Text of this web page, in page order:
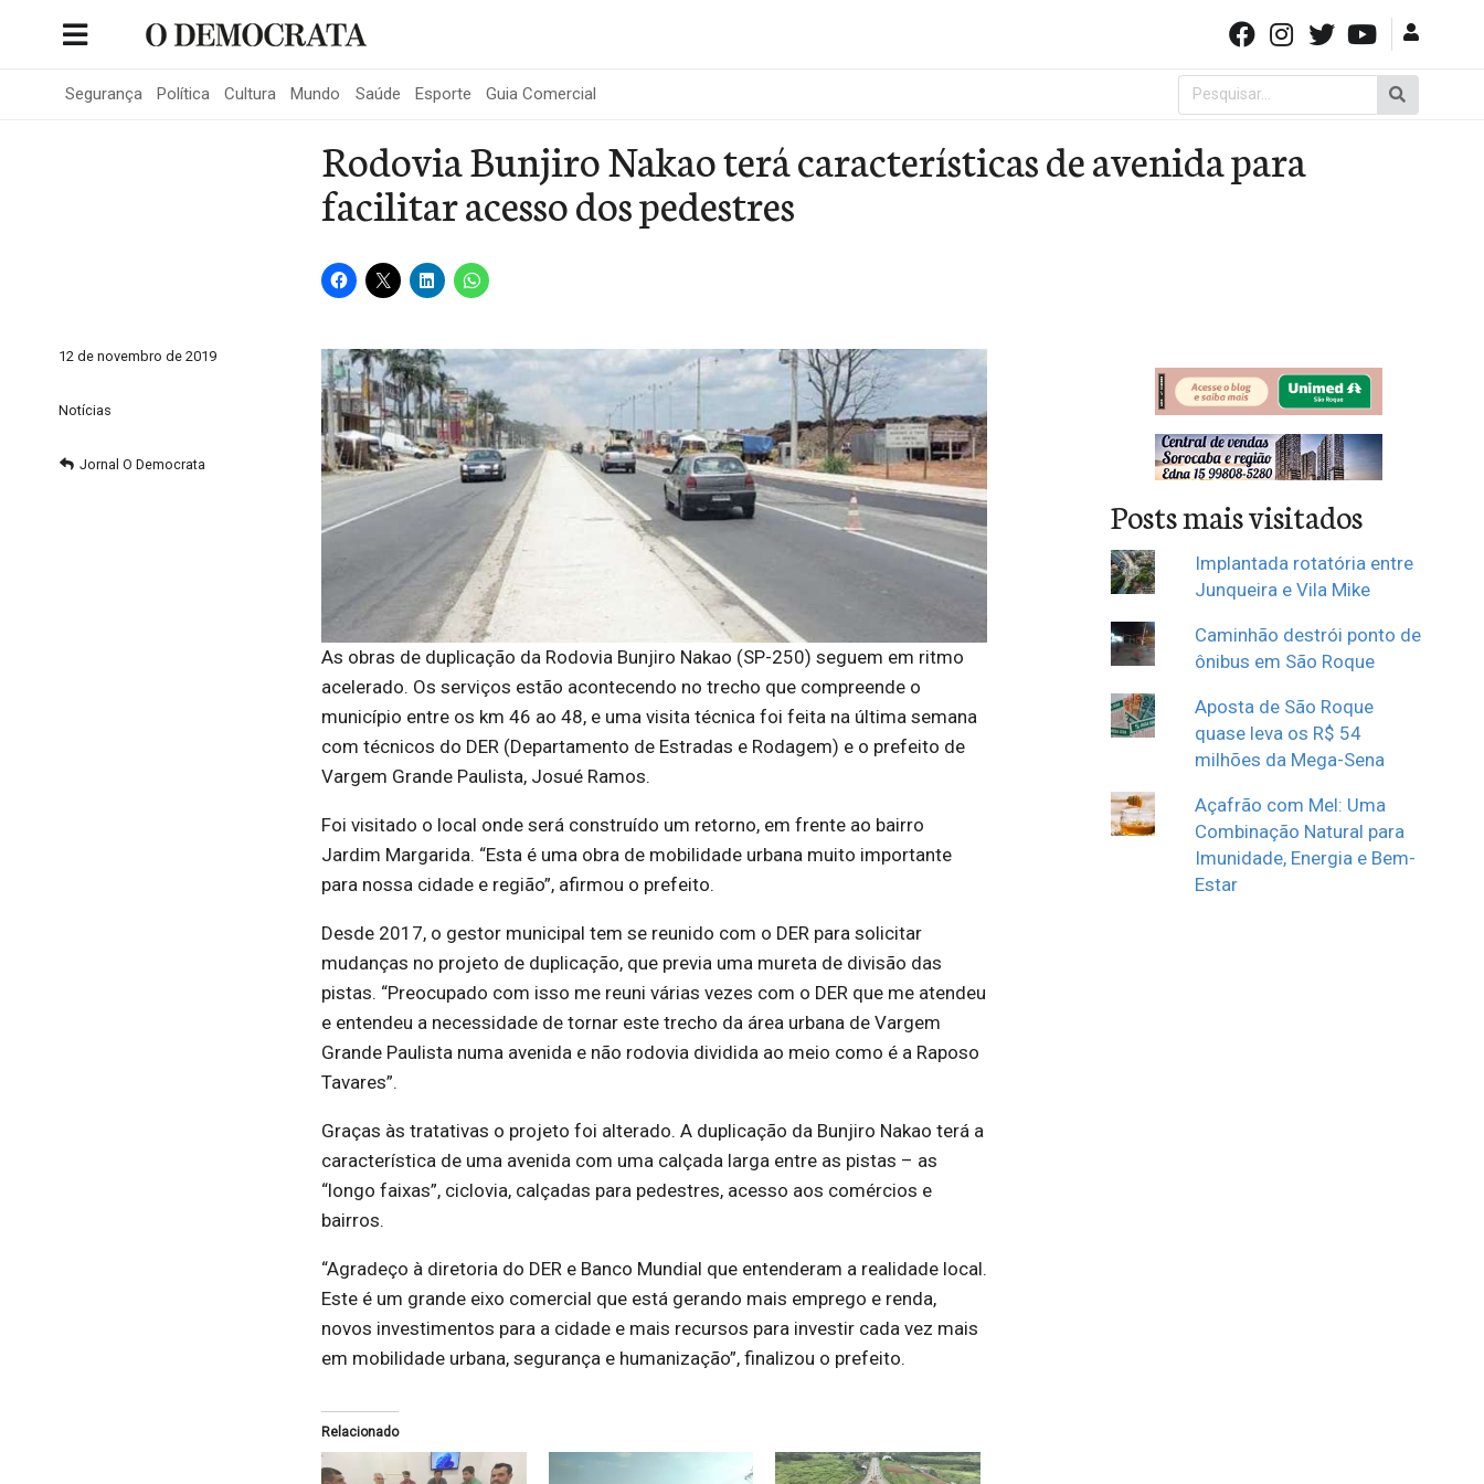
Segurança Política Cultura Mundo Saúde Esporte Guia Comercial
Pesquisar
por:
Rodovia Bunjiro Nakao terá características de avenida para
facilitar acesso dos pedestres
12 de novembro de 2019
Notícias
Jornal O Democrata
As obras de duplicação da Rodovia Bunjiro Nakao (SP-250) seguem em ritmo
acelerado. Os serviços estão acontecendo no trecho que compreende o
município entre os km 46 ao 48, e uma visita técnica foi feita na última semana
com técnicos do DER (Departamento de Estradas e Rodagem) e o prefeito de
Vargem Grande Paulista, Josué Ramos.
Foi visitado o local onde será construído um retorno, em frente ao bairro
Jardim Margarida. “Esta é uma obra de mobilidade urbana muito importante
para nossa cidade e região”, afirmou o prefeito.
Desde 2017, o gestor municipal tem se reunido com o DER para solicitar
mudanças no projeto de duplicação, que previa uma mureta de divisão das
pistas. “Preocupado com isso me reuni várias vezes com o DER que me atendeu
e entendeu a necessidade de tornar este trecho da área urbana de Vargem
Grande Paulista numa avenida e não rodovia dividida ao meio como é a Raposo
Tavares”.
Graças às tratativas o projeto foi alterado. A duplicação da Bunjiro Nakao terá a
característica de uma avenida com uma calçada larga entre as pistas – as
“longo faixas”, ciclovia, calçadas para pedestres, acesso aos comércios e
bairros.
“Agradeço à diretoria do DER e Banco Mundial que entenderam a realidade local.
Este é um grande eixo comercial que está gerando mais emprego e renda,
novos investimentos para a cidade e mais recursos para investir cada vez mais
em mobilidade urbana, segurança e humanização”, finalizou o prefeito.
Relacionado
Posts mais visitados
Implantada rotatória entre
Junqueira e Vila Mike
Caminhão destrói ponto de
ônibus em São Roque
Aposta de São Roque
quase leva os R$ 54
milhões da Mega-Sena
Açafrão com Mel: Uma
Combinação Natural para
Imunidade, Energia e Bem-
Estar